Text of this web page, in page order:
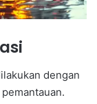
dengan